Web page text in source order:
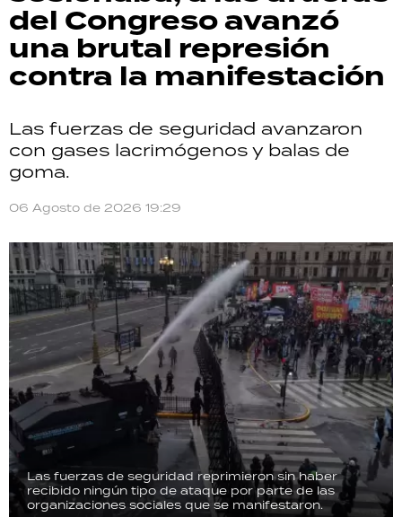
del Congreso avanzó
una brutal represión
contra la manifestación
Las fuerzas de seguridad avanzaron
con gases lacrimógenos y balas de
goma.
06 Agosto de 2026 19:29
Las fuerzas de seguridad reprimieron sin haber
recibido ningún tipo de ataque por parte de las
organizaciones sociales que se manifestaron.